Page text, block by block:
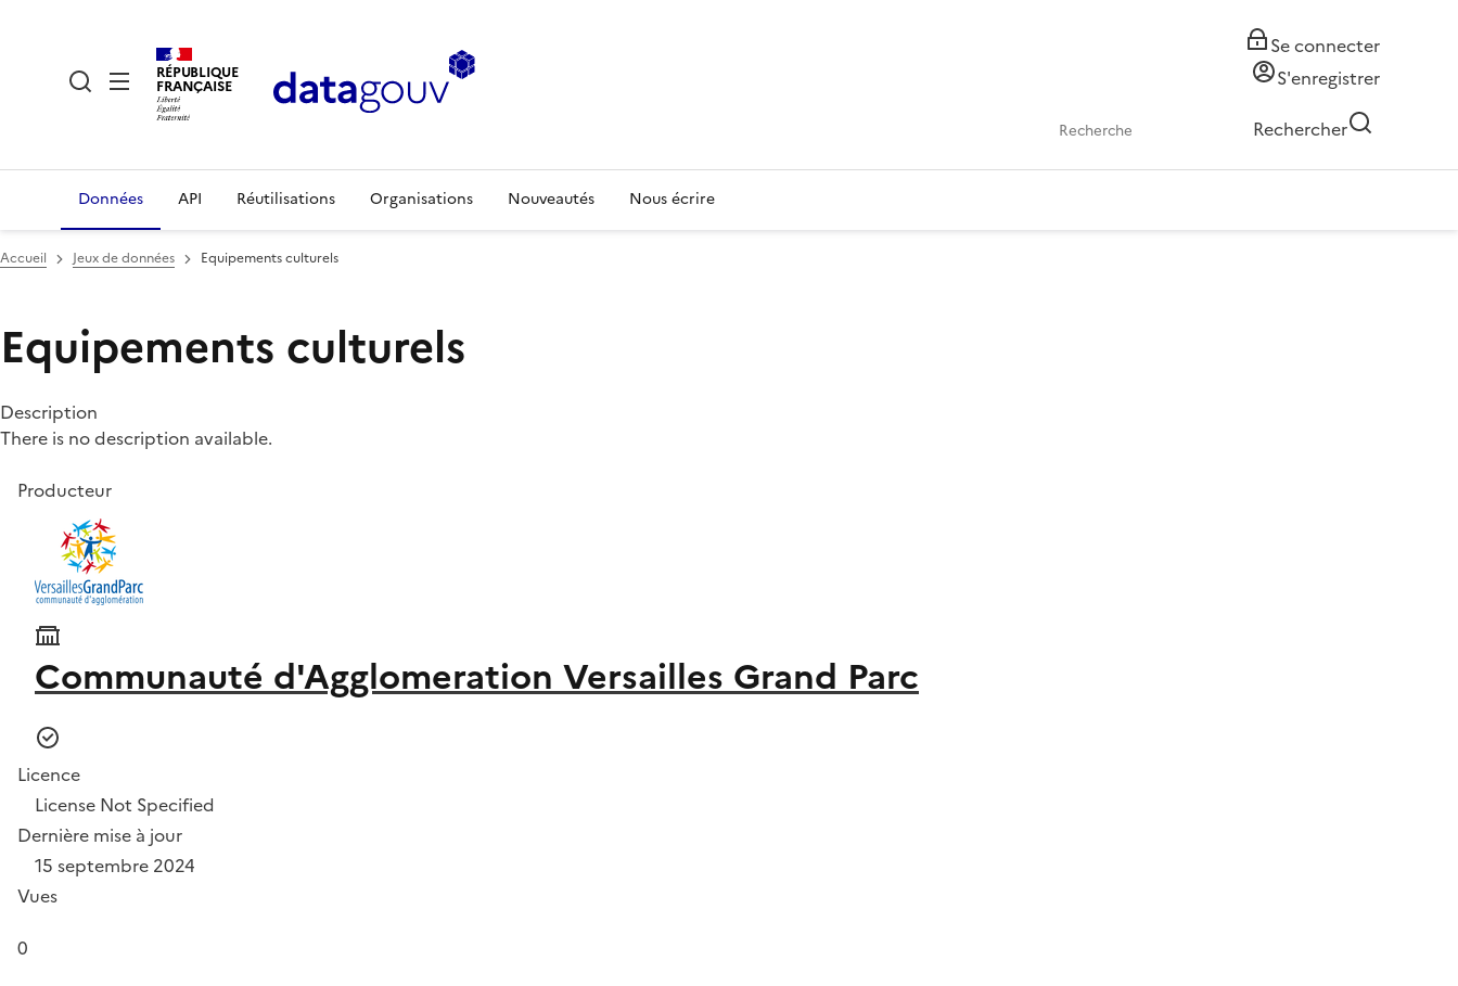
RÉPUBLIQUE
FRANÇAISE
Se connecter
S'enregistrer
Rechercher
Données API Réutilisations Organisations Nouveautés Nous écrire
Accueil Jeux de données Equipements culturels
Equipements culturels
Description
There is no description available.
Producteur
Communauté d'Agglomeration Versailles Grand Parc
Licence
License Not Specified
Dernière mise à jour
15 septembre 2024
Vues
0